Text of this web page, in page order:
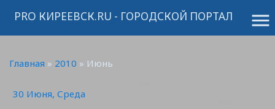
menu
PRO КИРЕЕВСК.RU - ГОРОДСКОЙ ПОРТАЛ
Главная » 2010 » Июнь
30 Июня, Среда